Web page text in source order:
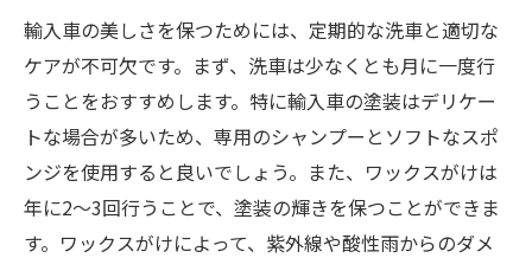
輸入車の美しさを保つためには、定期的な洗車と適切な
ケアが不可欠です。まず、洗車は少なくとも月に一度行
うことをおすすめします。特に輸入車の塗装はデリケー
トな場合が多いため、専用のシャンプーとソフトなスポ
ンジを使用すると良いでしょう。また、ワックスがけは
年に2〜3回行うことで、塗装の輝きを保つことができま
す。ワックスがけによって、紫外線や酸性雨からのダメ